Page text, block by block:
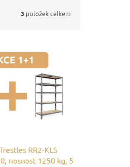
3 položek celkem
RR2-KLS
nosnost 1250 kg, 5